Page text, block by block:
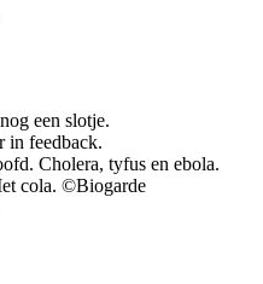
een slotje.
in feedback.
Cholera, tyfus en ebola.
cola. ©Biogarde